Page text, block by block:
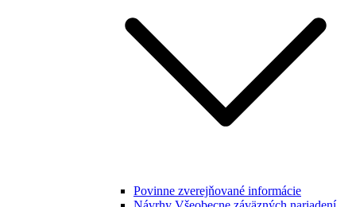
Povinne zverejňované informácie